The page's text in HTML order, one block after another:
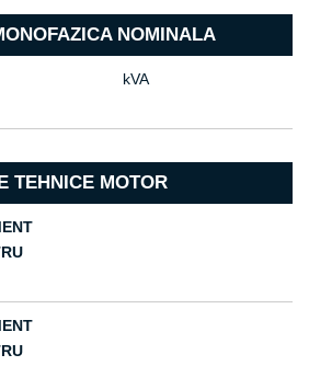
NOMINALA
kVA
TEHNICE MOTOR